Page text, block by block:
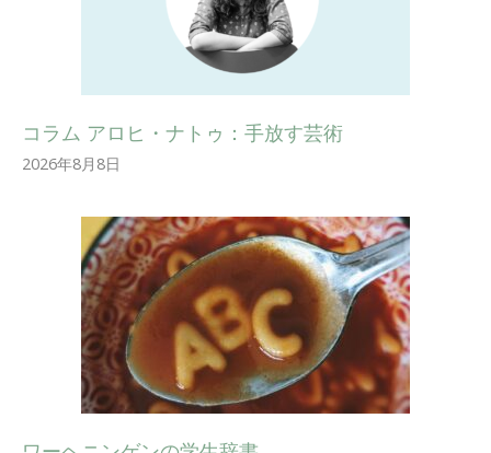
コラム アロヒ・ナトゥ：手放す芸術
2026年8月8日